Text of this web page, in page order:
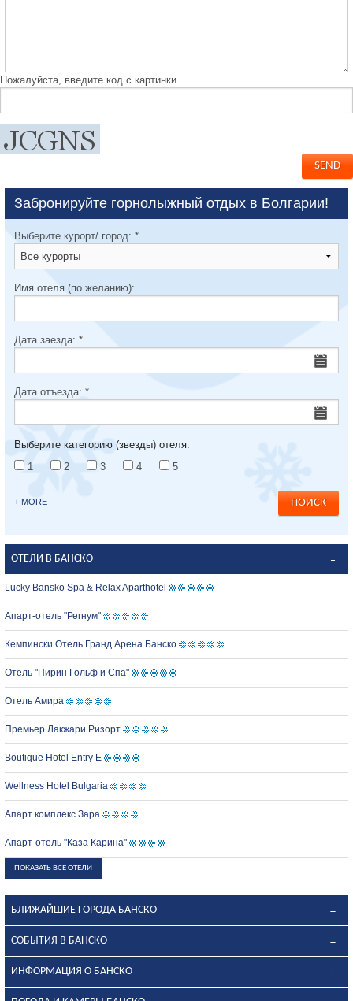
Пожалуйста, введите код с картинки
Забронируйте горнолыжный отдых в Болгарии!
Выберите курорт/ город: *
Имя отеля (по желанию):
Дата заезда: *
Дата отъезда: *
Выберите категорию (звезды) отеля:
1
2 3 4 5
+ MORE
ОТЕЛИ В БАНСКО
Lucky Bansko Spa & Relax Aparthotel
Апарт-отель "Регнум"
Кемпински Отель Гранд Арена Банско
Отель "Пирин Гольф и Спа"
Отель Амира
Премьер Лакжари Ризорт
Boutique Hotel Entry E
Wellness Hotel Bulgaria
Апарт комплекс Зара
Апарт-отель "Каза Карина"
ПОКАЗАТЬ ВСЕ ОТЕЛИ
БЛИЖАЙШИЕ ГОРОДА БАНСКО
СОБЫТИЯ В БАНСКО
ИНФОРМАЦИЯ О БАНСКО